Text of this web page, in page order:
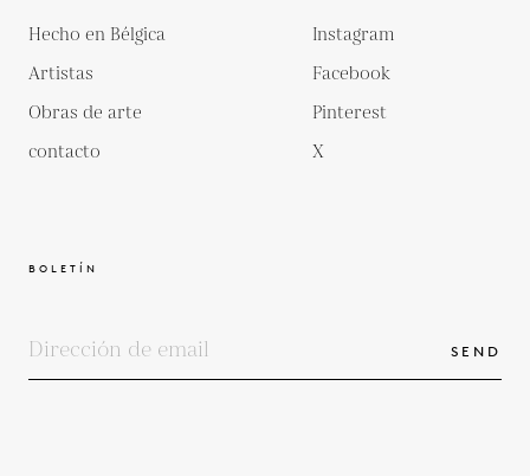
Hecho en Bélgica
Artistas
Obras de arte
contacto
Instagram
Facebook
Pinterest
X
BOLETÍN
SEND